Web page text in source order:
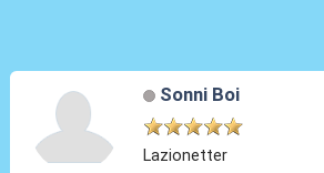
Sonni Boi
Lazionetter